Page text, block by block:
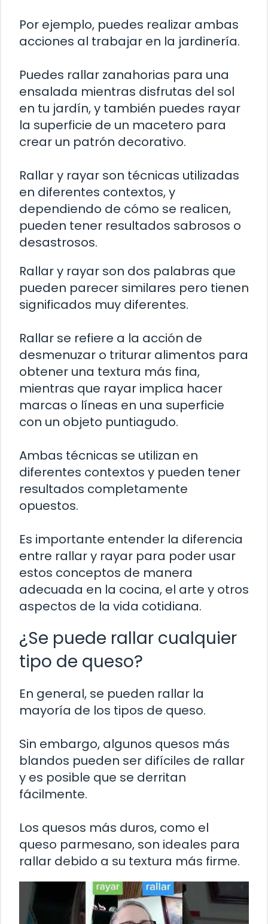
Por ejemplo, puedes realizar ambas
acciones al trabajar en la jardinería.
Puedes rallar zanahorias para una
ensalada mientras disfrutas del sol
en tu jardín, y también puedes rayar
la superficie de un macetero para
crear un patrón decorativo.
Rallar y rayar son técnicas utilizadas
en diferentes contextos, y
dependiendo de cómo se realicen,
pueden tener resultados sabrosos o
desastrosos.
Rallar y rayar son dos palabras que
pueden parecer similares pero tienen
significados muy diferentes.
Rallar se refiere a la acción de
desmenuzar o triturar alimentos para
obtener una textura más fina,
mientras que rayar implica hacer
marcas o líneas en una superficie
con un objeto puntiagudo.
Ambas técnicas se utilizan en
diferentes contextos y pueden tener
resultados completamente
opuestos.
Es importante entender la diferencia
entre rallar y rayar para poder usar
estos conceptos de manera
adecuada en la cocina, el arte y otros
aspectos de la vida cotidiana.
¿Se puede rallar cualquier
tipo de queso?
En general, se pueden rallar la
mayoría de los tipos de queso.
Sin embargo, algunos quesos más
blandos pueden ser difíciles de rallar
y es posible que se derritan
fácilmente.
Los quesos más duros, como el
queso parmesano, son ideales para
rallar debido a su textura más firme.